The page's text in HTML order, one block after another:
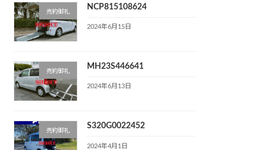
売約御礼
NCP815108624
2024年6月15日
売約御礼
MH23S446641
2024年6月13日
売約御礼
S320G0022452
2024年4月1日